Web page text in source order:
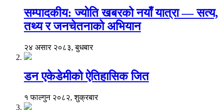
सम्पादकीय: ज्योति खबरको नयाँ यात्रा — सत्य,
तथ्य र जनचेतनाको अभियान
२४ असार २०८३, बुधबार
डन एकेडेमीको ऐतिहासिक जित
१ फाल्गुन २०८२, शुक्रबार